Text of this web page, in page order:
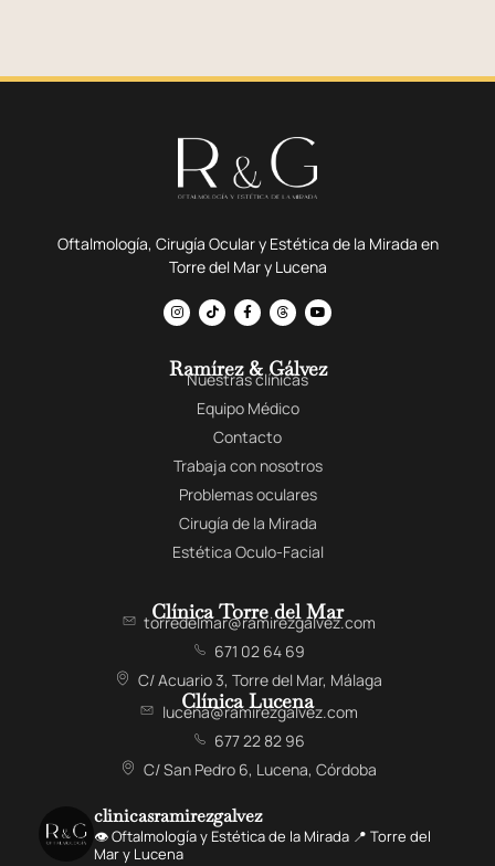
Oftalmología, Cirugía Ocular y Estética de la Mirada en
Torre del Mar y Lucena
Ramírez & Gálvez
Nuestras clínicas
Equipo Médico
Contacto
Trabaja con nosotros
Problemas oculares
Cirugía de la Mirada
Estética Oculo-Facial
Clínica Torre del Mar
torredelmar@ramirezgalvez.com
671 02 64 69
C/ Acuario 3, Torre del Mar, Málaga
Clínica Lucena
lucena@ramirezgalvez.com
677 22 82 96
C/ San Pedro 6, Lucena, Córdoba
clinicasramirezgalvez
👁️ Oftalmología y Estética de la Mirada 📍 Torre del
Mar y Lucena